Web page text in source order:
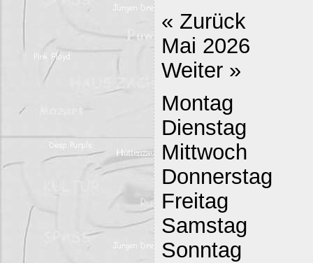
« Zurück
Mai 2026
Weiter »
Montag
Dienstag
Mittwoch
Donnerstag
Freitag
Samstag
Sonntag